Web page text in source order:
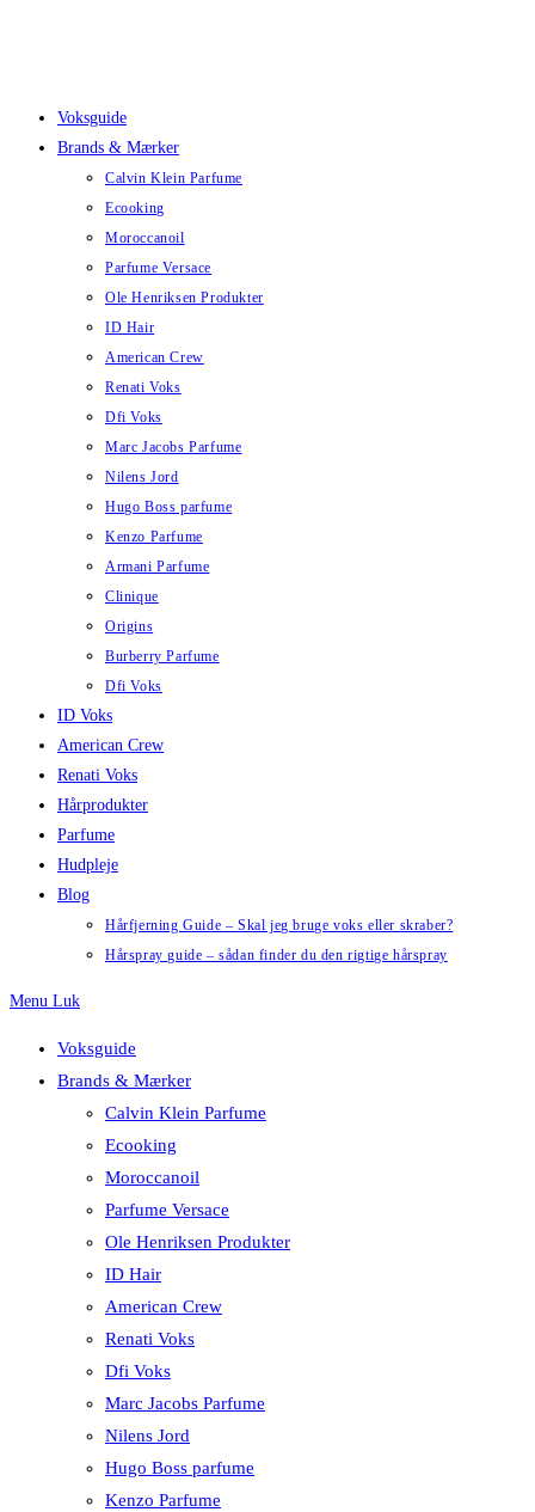
Voksguide
Brands & Mærker
Calvin Klein Parfume
Ecooking
Moroccanoil
Parfume Versace
Ole Henriksen Produkter
ID Hair
American Crew
Renati Voks
Dfi Voks
Marc Jacobs Parfume
Nilens Jord
Hugo Boss parfume
Kenzo Parfume
Armani Parfume
Clinique
Origins
Burberry Parfume
Dfi Voks
ID Voks
American Crew
Renati Voks
Hårprodukter
Parfume
Hudpleje
Blog
Hårfjerning Guide – Skal jeg bruge voks eller skraber?
Hårspray guide – sådan finder du den rigtige hårspray
Menu Luk
Voksguide
Brands & Mærker
Calvin Klein Parfume
Ecooking
Moroccanoil
Parfume Versace
Ole Henriksen Produkter
ID Hair
American Crew
Renati Voks
Dfi Voks
Marc Jacobs Parfume
Nilens Jord
Hugo Boss parfume
Kenzo Parfume